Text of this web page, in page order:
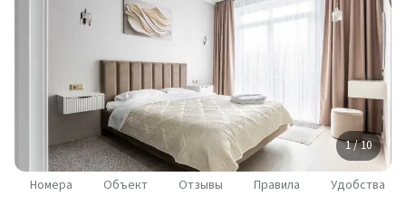
1 / 10
Номера Объект Отзывы Правила Удобства